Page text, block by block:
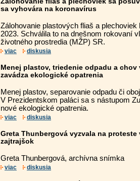
sa vyhovára na koronavírus
Zálohovanie plastových fliaš a plechoviek
2023. Schválila to na dnešnom rokovaní
životného prostredia (MŽP) SR.
viac diskusia
Menej plastov, triedenie odpadu a
zavádza ekologické opatrenia
Menej plastov, separovanie odpadu či
V Prezidentskom paláci sa s nástupom
nové ekologické opatrenia.
viac diskusia
Greta Thunbergová vyzvala na proteste
zajtrajšok
Greta Thunbergová, archívna snímka
viac diskusia